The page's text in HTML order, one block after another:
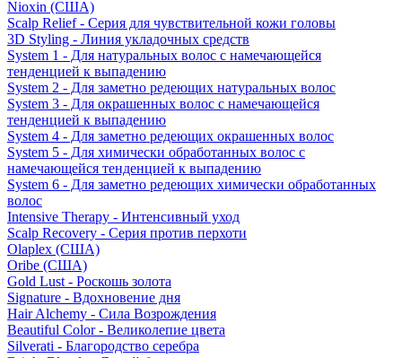
Nioxin (США)
Scalp Relief - Серия для чувствительной кожи головы
3D Styling - Линия укладочных средств
System 1 - Для натуральных волос с намечающейся
тенденцией к выпадению
System 2 - Для заметно редеющих натуральных волос
System 3 - Для окрашенных волос с намечающейся
тенденцией к выпадению
System 4 - Для заметно редеющих окрашенных волос
System 5 - Для химически обработанных волос с
намечающейся тенденцией к выпадению
System 6 - Для заметно редеющих химически обработанных
волос
Intensive Therapy - Интенсивный уход
Scalp Recovery - Серия против перхоти
Olaplex (США)
Oribe (США)
Gold Lust - Роскошь золота
Signature - Вдохновение дня
Hair Alchemy - Сила Возрождения
Beautiful Color - Великолепие цвета
Silverati - Благородство серебра